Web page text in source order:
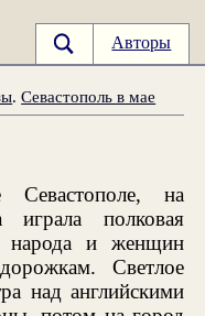
Авторы
.Севастополь в мае
на
играла полковая
народа и женщин
Светлое
над английскими